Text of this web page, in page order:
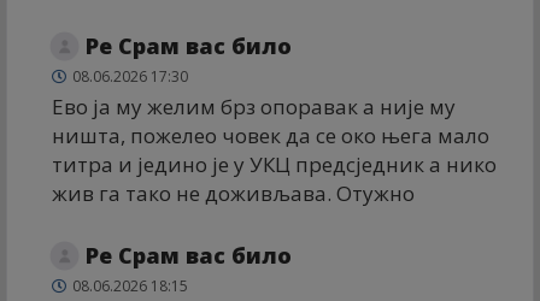
Ре Срам вас било
08.06.2026 17:30
Ево ја му желим брз опоравак а није му
ништа, пожелео човек да се око њега мало
титра и једино је у УКЦ предсједник а нико
жив га тако не доживљава. Отужно
Ре Срам вас било
08.06.2026 18:15